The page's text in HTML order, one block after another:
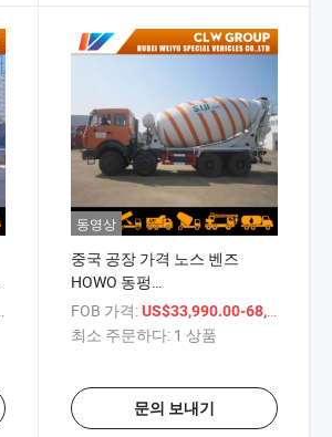
/ 상품
동영상
중국 공장 가격 노스 벤즈
HOWO 동펑
12m3/12cbm/12000liters 8*4
시멘트 믹서 트럭 드럼 콘크리
FOB 가격: US$33,990.00-68,980.00
최소 주문하다: 1 상품
문의 보내기